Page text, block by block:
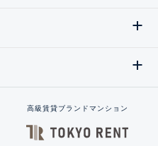
高級賃貸ブランドマンション